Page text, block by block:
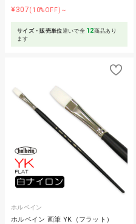
¥307(10%OFF)～
サイズ・販売単位違いで全 12商品あり
ます
ホルベイン
ホルベイン 画筆 YK（フラット）